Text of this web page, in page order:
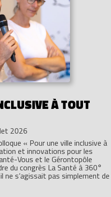
À TOUT
2026
« Pour une ville inclusive à
et innovations pour les
Vous et le Gérontopôle
du congrès La Santé à 360°
ne s’agissait pas simplement de